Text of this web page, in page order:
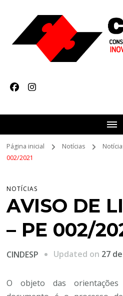
CINDESP
Paulo
Página inicial Notícias
002/2021
NOTÍCIAS
AVISO DE
– PE 002/
CINDESP Updated on 27
O objeto das